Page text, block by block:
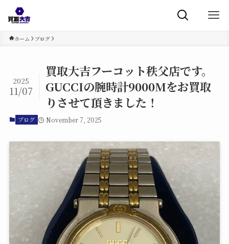
ホーム ブログ
買取大吉フーコット秩父店です。
GUCCIの腕時計9000Mをお買取
りさせて頂きました！
2025
11/07
ブログ November 7, 2025